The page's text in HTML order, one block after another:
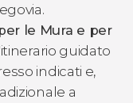
le Mura e per
guidato
indicati e,
a